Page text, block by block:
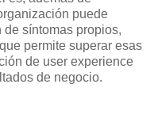
puede
síntomas propios,
que permite superar esas
de user experience
de negocio.